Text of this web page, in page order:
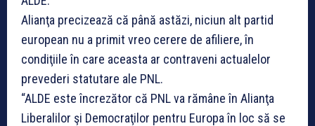
Alianţa precizează că până astăzi, niciun alt partid
european nu a primit vreo cerere de afiliere, în
condiţiile în care aceasta ar contraveni actualelor
prevederi statutare ale PNL.
“ALDE este încrezător că PNL va rămâne în Alianţa
Liberalilor şi Democraţilor pentru Europa în loc să se